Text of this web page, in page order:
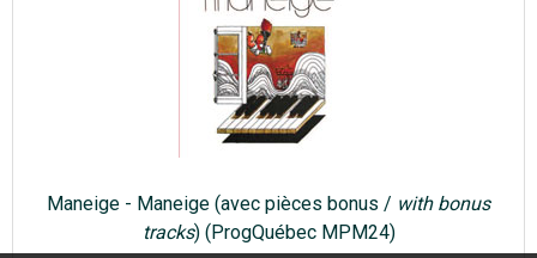
Maneige - Maneige (avec pièces bonus / with bonus
tracks) (ProgQuébec MPM24)